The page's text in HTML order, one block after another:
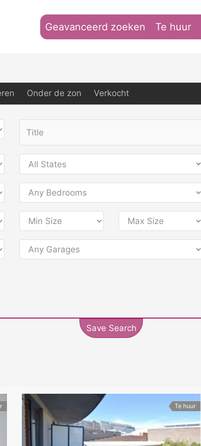
Geavanceerd zoeken Te huur
Onder de zon Verkocht
Save Search
Te huur